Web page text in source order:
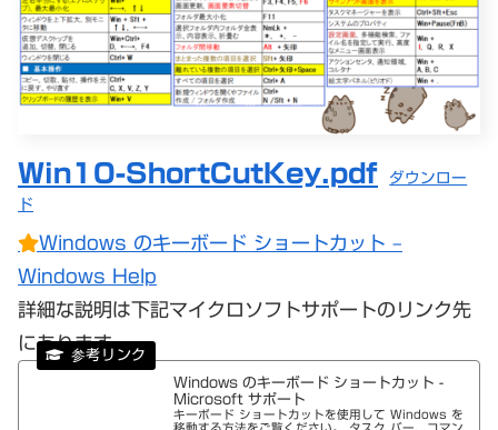
Win10-ShortCutKey.pdf
ダウンロー
ド
Windows のキーボード ショートカット –
Windows Help
詳細な説明は下記マイクロソフトサポートのリンク先
にあります。
Windows のキーボード ショートカット -
Microsoft サポート
キーボード ショートカットを使用して Windows を